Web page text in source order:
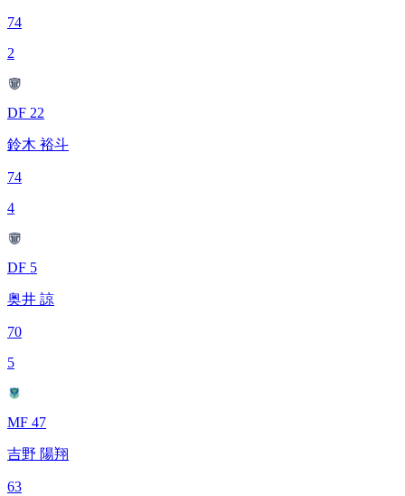
74
2
DF 22
鈴木 裕斗
74
4
DF 5
奥井 諒
70
5
MF 47
吉野 陽翔
63